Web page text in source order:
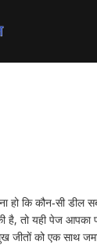
हो कि कौन‑सी डील
है, तो यही पेज आपका
जीतों को एक साथ